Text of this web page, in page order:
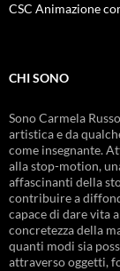
CSC Animazione
CHI SONO
Sono Carmela
artistica e da
come insegnante.
alla stop-motion,
affascinanti della
contribuire a
capace di dare vita
concretezza della
quanti modi sia
attraverso oggetti,